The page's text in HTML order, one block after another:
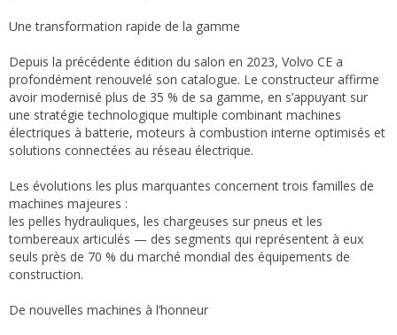
Une transformation rapide de la gamme
Depuis la précédente édition du salon en 2023, Volvo CE a
profondément renouvelé son catalogue. Le constructeur affirme
avoir modernisé plus de 35 % de sa gamme, en s’appuyant sur
une stratégie technologique multiple combinant machines
électriques à batterie, moteurs à combustion interne optimisés et
solutions connectées au réseau électrique.
Les évolutions les plus marquantes concernent trois familles de
machines majeures :
les pelles hydrauliques, les chargeuses sur pneus et les
tombereaux articulés — des segments qui représentent à eux
seuls près de 70 % du marché mondial des équipements de
construction.
De nouvelles machines à l’honneur